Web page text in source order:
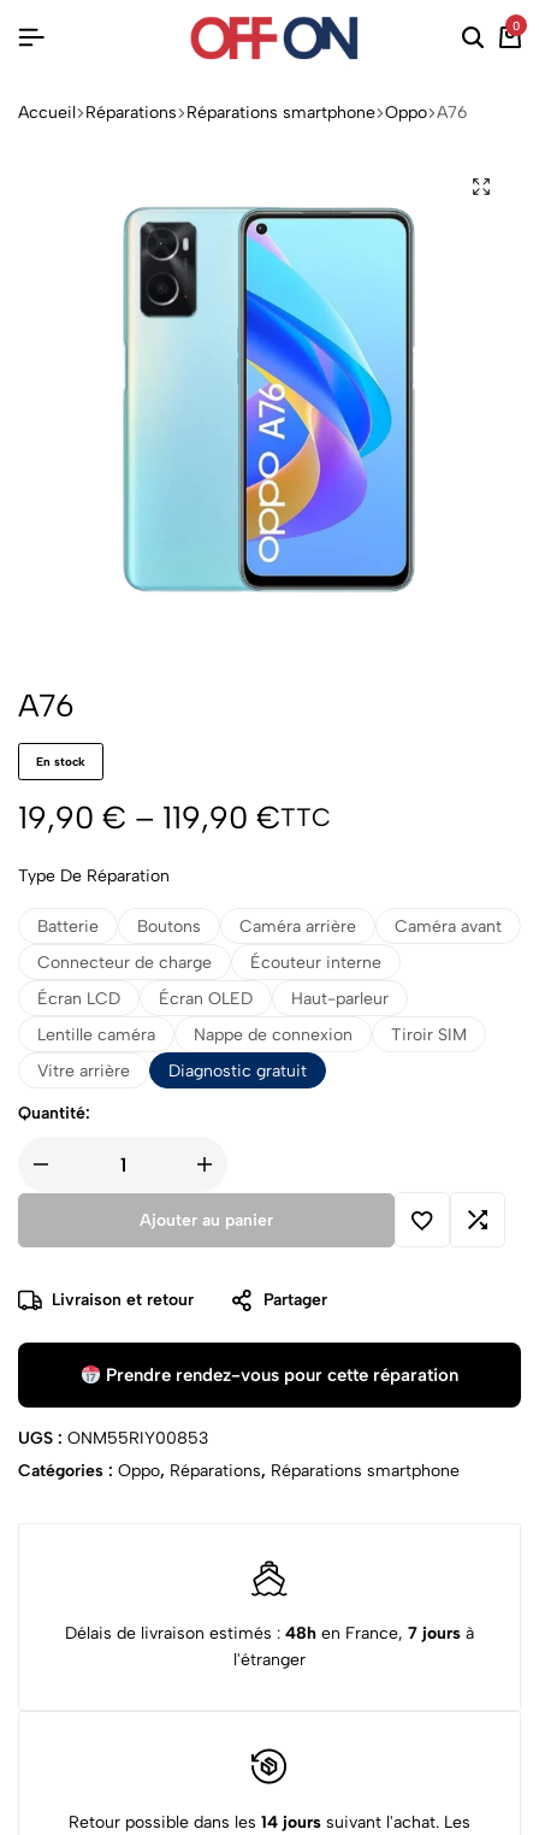
0
Accueil Réparations Réparations smartphone Oppo A76
A76
En stock
19,90 € – 119,90 €TTC
Type De Réparation
Batterie Boutons Caméra arrière
Caméra avant
Connecteur de charge
Écouteur interne
Écran LCD
Écran OLED
Haut-parleur
Lentille caméra
Nappe de connexion
Tiroir SIM
Vitre arrière
Diagnostic gratuit
Quantité:
Ajouter au panier
Livraison et retour Partager
Prendre rendez-vous pour cette réparation
UGS : ONM55RIY00853
Catégories : Oppo, Réparations, Réparations smartphone
Délais de livraison estimés : 48h en France, 7 jours à
l'étranger
Retour possible dans les 14 jours suivant l'achat. Les